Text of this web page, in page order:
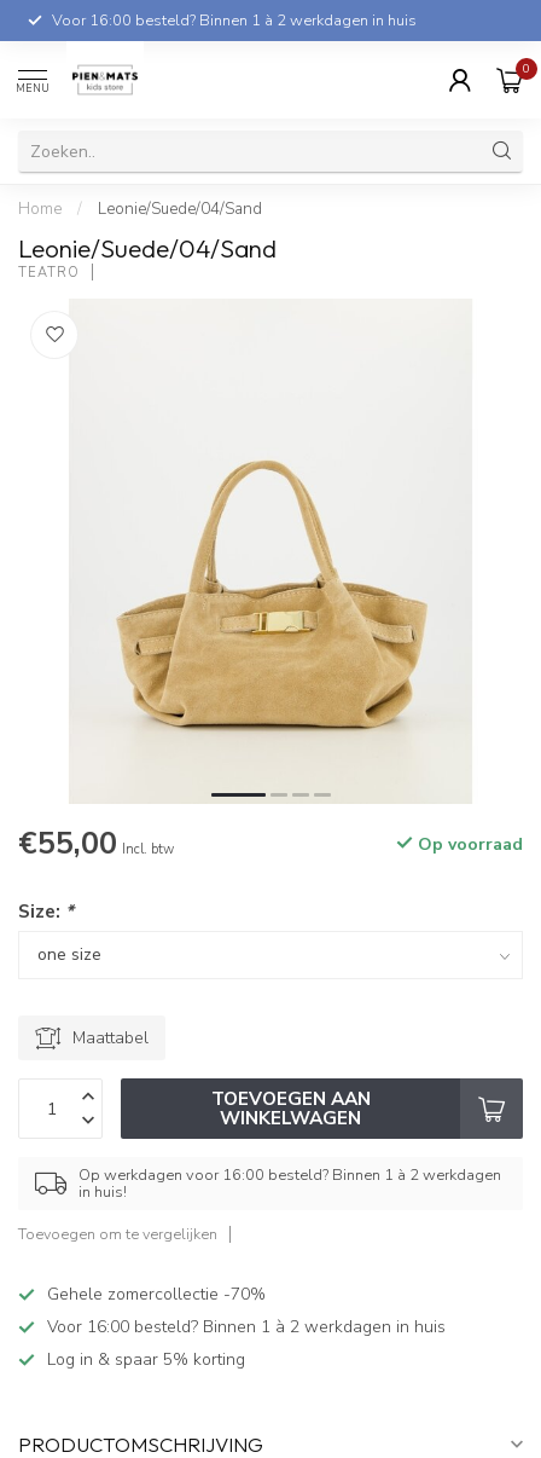
Voor 16:00 besteld? Binnen 1 à 2 werkdagen in huis
MENU
0
Home / Leonie/Suede/04/Sand
Leonie/Suede/04/Sand
TEATRO
€55,00 Incl. btw Op voorraad
Size: *
Maattabel
TOEVOEGEN AAN
WINKELWAGEN
Op werkdagen voor 16:00 besteld? Binnen 1 à 2 werkdagen
in huis!
Toevoegen om te vergelijken
Gehele zomercollectie -70%
Voor 16:00 besteld? Binnen 1 à 2 werkdagen in huis
Log in & spaar 5% korting
PRODUCTOMSCHRIJVING